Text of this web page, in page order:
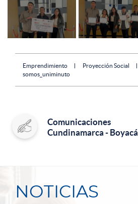
Emprendimiento Proyección Social
somos_uniminuto
Comunicaciones
Cundinamarca - Boyacá
NOTICIAS